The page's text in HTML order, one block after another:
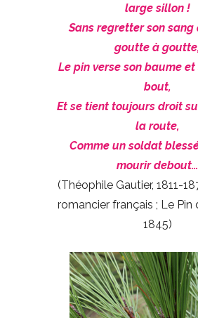
large sillon !
Sans regretter son
goutte à
Le pin verse son baume
bout,
Et se tient toujours droit
la route,
Comme un soldat
mourir debout…
(Théophile Gautier, 1811-
romancier français ; Le Pin
1845)